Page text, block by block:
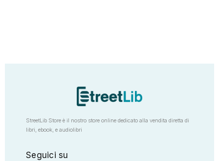
StreetLib Store è il nostro store online dedicato alla vendita diretta di
libri, ebook, e audiolibri
Seguici su